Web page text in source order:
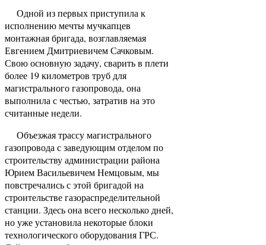
Одной из первых приступила к
исполнению мечты мучкапцев
монтажная бригада, возглавляемая
Евгением Дмитриевичем Сачковым.
Свою основную задачу, сварить в плети
более 19 километров труб для
магистрального газопровода, она
выполнила с честью, затратив на это
считанные недели.
Объезжая трассу магистрального
газопровода с заведующим отделом по
строительству администрации района
Юрием Васильевичем Немцовым, мы
повстречались с этой бригадой на
строительстве газораспределительной
станции. Здесь она всего несколько дней,
но уже установила некоторые блоки
технологического оборудования ГРС.